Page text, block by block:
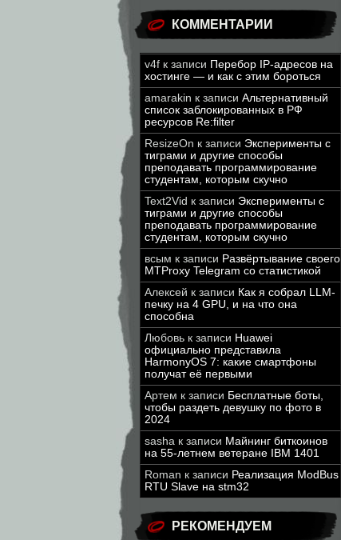
КОММЕНТАРИИ
v4f к записи Перебор IP-адресов на
хостинге — и как с этим бороться
amarakin к записи Альтернативный
список заблокированных в РФ
ресурсов Re:filter
ResizeOn к записи Эксперименты с
тиграми и другие способы
преподавать программирование
студентам, которым скучно
Text2Vid к записи Эксперименты с
тиграми и другие способы
преподавать программирование
студентам, которым скучно
всым к записи Развёртывание своего
MTProxy Telegram со статистикой
Алексей к записи Как я собрал LLM-
печку на 4 GPU, и на что она
способна
Любовь к записи Huawei
официально представила
HarmonyOS 7: какие смартфоны
получат её первыми
Артем к записи Бесплатные боты,
чтобы раздеть девушку по фото в
2024
sasha к записи Майнинг биткоинов
на 55-летнем ветеране IBM 1401
Roman к записи Реализация ModBus
RTU Slave на stm32
РЕКОМЕНДУЕМ